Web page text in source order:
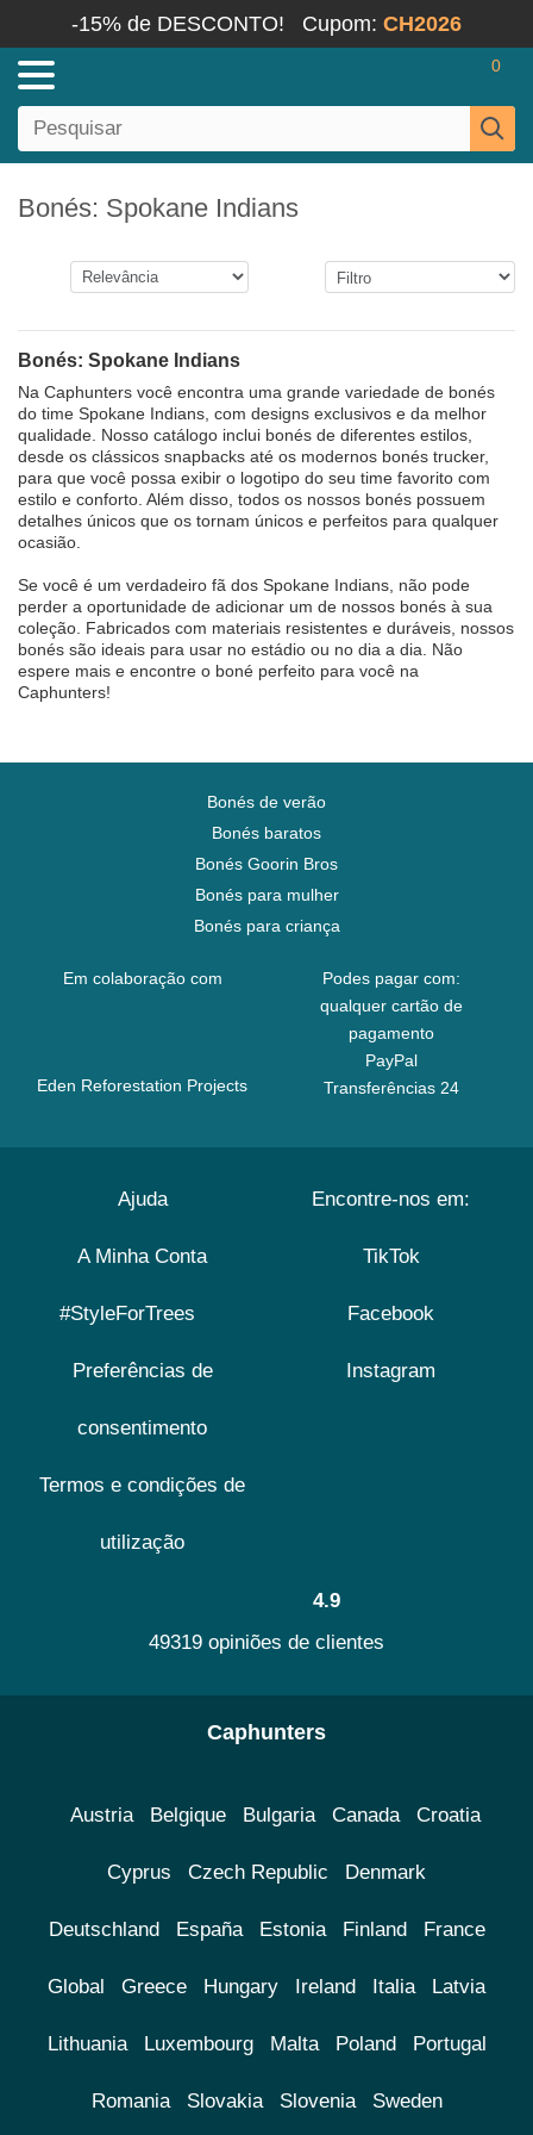
-15% de DESCONTO! Cupom: CH2026
0
Bonés: Spokane Indians
Bonés: Spokane Indians
Na Caphunters você encontra uma grande variedade de bonés
do time Spokane Indians, com designs exclusivos e da melhor
qualidade. Nosso catálogo inclui bonés de diferentes estilos,
desde os clássicos snapbacks até os modernos bonés trucker,
para que você possa exibir o logotipo do seu time favorito com
estilo e conforto. Além disso, todos os nossos bonés possuem
detalhes únicos que os tornam únicos e perfeitos para qualquer
ocasião.
Se você é um verdadeiro fã dos Spokane Indians, não pode
perder a oportunidade de adicionar um de nossos bonés à sua
coleção. Fabricados com materiais resistentes e duráveis, nossos
bonés são ideais para usar no estádio ou no dia a dia. Não
espere mais e encontre o boné perfeito para você na
Caphunters!
Bonés de verão
Bonés baratos
Bonés Goorin Bros
Bonés para mulher
Bonés para criança
Em colaboração com
Eden Reforestation Projects
Podes pagar com:
qualquer cartão de
pagamento
PayPal
Transferências 24
Ajuda
A Minha Conta
#StyleForTrees
Preferências de
consentimento
Termos e condições de
utilização
Encontre-nos em:
TikTok
Facebook
Instagram
4.9
49319 opiniões de clientes
Caphunters
Austria Belgique Bulgaria Canada Croatia
Cyprus Czech Republic Denmark
Deutschland España Estonia Finland France
Global Greece Hungary Ireland Italia Latvia
Lithuania Luxembourg Malta Poland Portugal
Romania Slovakia Slovenia Sweden